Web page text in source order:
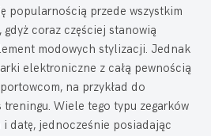
popularnością przede wszystkim
coraz częściej stanowią
modowych stylizacji. Jednak
elektroniczne z całą pewnością
na przykład do
Wiele tego typu zegarków
datę, jednocześnie posiadając